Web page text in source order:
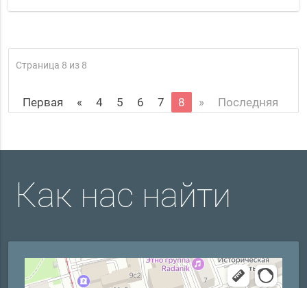
Страница 8 из 8
Первая « 4 5 6 7 8 » Последняя
Как нас найти